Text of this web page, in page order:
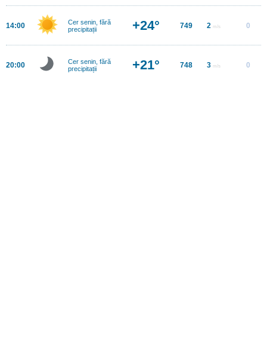
14:00
Cer senin, fără
precipitații
+24° 749 2 m/s 0
20:00
Cer senin, fără
precipitații
+21° 748 3 m/s 0